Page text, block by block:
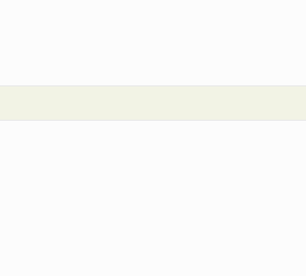
de respiradores con industria local